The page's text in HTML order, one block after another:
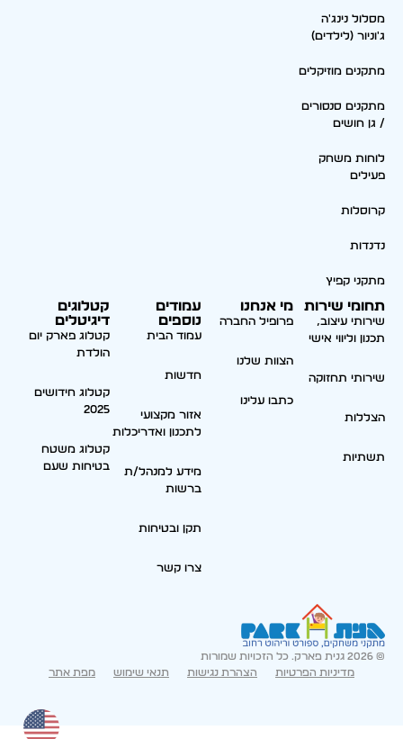
מסלול נינג'ה
ג'וניור (לילדים)
מתקנים מוזיקלים
מתקנים סנסורים
/ גן חושים
לוחות משחק
פעילים
קרוסלות
נדנדות
מתקני קפיץ
תחומי שירות
שירותי עיצוב,
תכנון וליווי אישי
שירותי תחזוקה
הצללות
תשתיות
מי אנחנו
פרופיל החברה
הצוות שלנו
כתבו עלינו
עמודים
נוספים
עמוד הבית
חדשות
אזור מקצועי
לתכנון ואדריכלות
מידע למנהל/ת
ברשות
תקן ובטיחות
צרו קשר
קטלוגים
דיגיטלים
קטלוג פארק יום
הולדת
קטלוג חידושים
2025
קטלוג משטח
בטיחות שעם
© 2026 גנית פארק. כל הזכויות שמורות
מדיניות הפרטיות
הצהרת נגישות תנאי שימוש מפת אתר